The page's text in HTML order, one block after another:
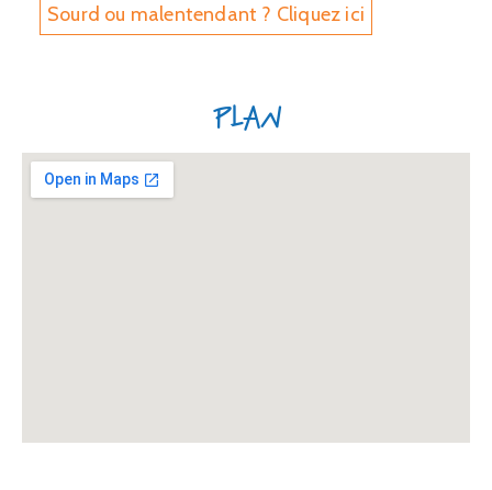
Sourd ou malentendant ? Cliquez ici
Plan